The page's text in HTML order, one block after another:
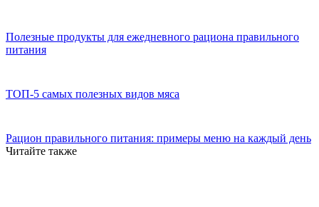
Полезные продукты для ежедневного рациона правильного
питания
ТОП-5 самых полезных видов мяса
Рацион правильного питания: примеры меню на каждый день
Читайте также